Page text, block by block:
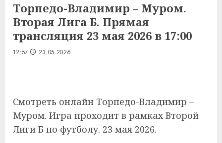
Торпедо-Владимир – Муром.
Вторая Лига Б. Прямая
трансляция 23 мая 2026 в 17:00
12:57 23.05.2026
Смотреть онлайн Торпедо-Владимир –
Муром. Игра проходит в рамках Второй
Лиги Б по футболу. 23 мая 2026.